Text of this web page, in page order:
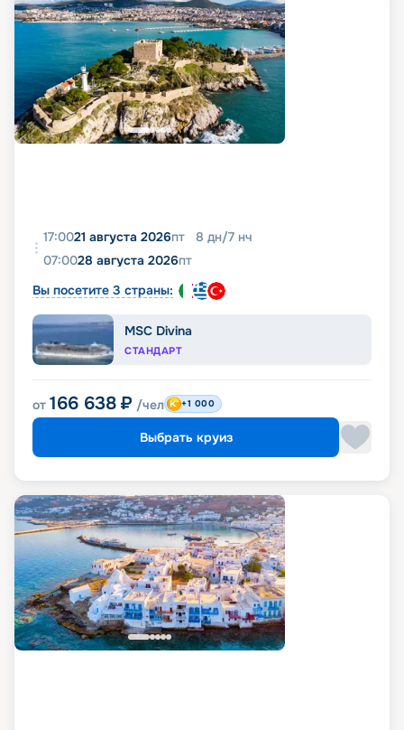
17:0021 августа 2026пт 8 дн/7 нч
07:0028 августа 2026пт
Вы посетите 3 страны:
MSC Divina
СТАНДАРТ
от 166 638 ₽ /чел +1 000
Выбрать круиз